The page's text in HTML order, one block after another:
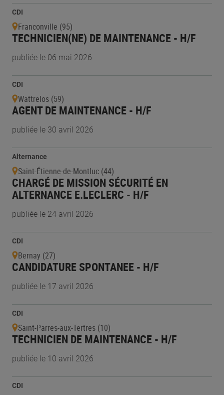
CDI
Franconville (95)
TECHNICIEN(NE) DE MAINTENANCE - H/F
publiée le 06 mai 2026
CDI
Wattrelos (59)
AGENT DE MAINTENANCE - H/F
publiée le 30 avril 2026
Alternance
Saint-Étienne-de-Montluc (44)
CHARGÉ DE MISSION SÉCURITÉ EN
ALTERNANCE E.LECLERC - H/F
publiée le 24 avril 2026
CDI
Bernay (27)
CANDIDATURE SPONTANEE - H/F
publiée le 17 avril 2026
CDI
Saint-Parres-aux-Tertres (10)
TECHNICIEN DE MAINTENANCE - H/F
publiée le 10 avril 2026
CDI